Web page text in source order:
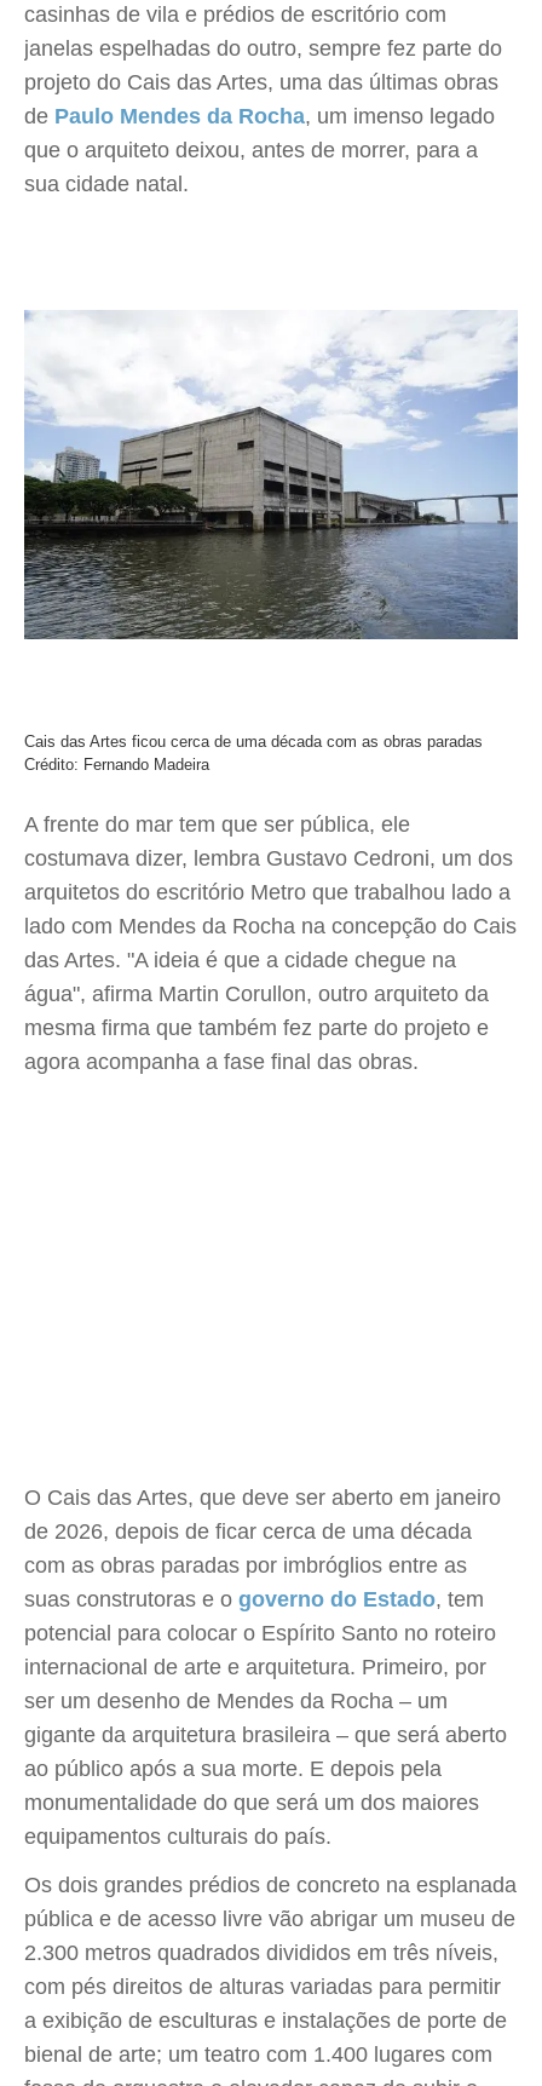
casinhas de vila e prédios de escritório com
janelas espelhadas do outro, sempre fez parte do
projeto do Cais das Artes, uma das últimas obras
de Paulo Mendes da Rocha, um imenso legado
que o arquiteto deixou, antes de morrer, para a
sua cidade natal.
Cais das Artes ficou cerca de uma década com as obras paradas
Crédito: Fernando Madeira
A frente do mar tem que ser pública, ele
costumava dizer, lembra Gustavo Cedroni, um dos
arquitetos do escritório Metro que trabalhou lado a
lado com Mendes da Rocha na concepção do Cais
das Artes. "A ideia é que a cidade chegue na
água", afirma Martin Corullon, outro arquiteto da
mesma firma que também fez parte do projeto e
agora acompanha a fase final das obras.
O Cais das Artes, que deve ser aberto em janeiro
de 2026, depois de ficar cerca de uma década
com as obras paradas por imbróglios entre as
suas construtoras e o governo do Estado, tem
potencial para colocar o Espírito Santo no roteiro
internacional de arte e arquitetura. Primeiro, por
ser um desenho de Mendes da Rocha – um
gigante da arquitetura brasileira – que será aberto
ao público após a sua morte. E depois pela
monumentalidade do que será um dos maiores
equipamentos culturais do país.
Os dois grandes prédios de concreto na esplanada
pública e de acesso livre vão abrigar um museu de
2.300 metros quadrados divididos em três níveis,
com pés direitos de alturas variadas para permitir
a exibição de esculturas e instalações de porte de
bienal de arte; um teatro com 1.400 lugares com